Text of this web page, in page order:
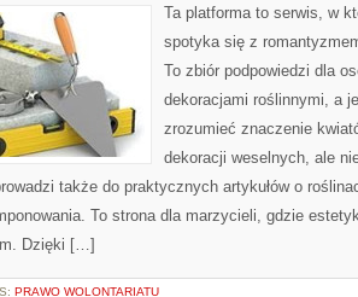
Ta platforma to serwis, w
spotyka się z
To zbiór podpowiedzi dla
dekoracjami roślinnymi, a
zrozumieć znaczenie
dekoracji weselnych, ale
także do praktycznych artykułów o
To strona dla marzycieli, gdzie
Dzięki […]
PRAWO WOLONTARIATU